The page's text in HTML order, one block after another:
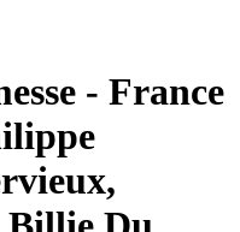
- France